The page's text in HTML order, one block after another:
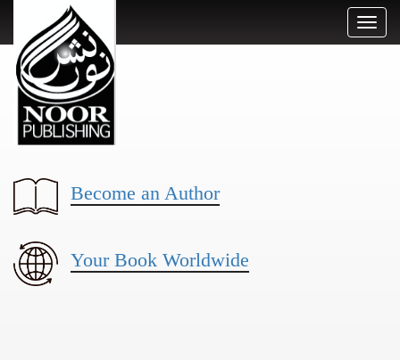
Toggle
Become an Author
Your Book Worldwide